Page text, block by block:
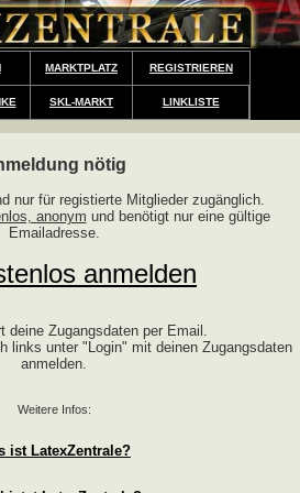
MARKTPLATZ REGISTRIEREN
SKL-MARKT LINKLISTE
nötig
nur für registierte Mitglieder zugänglich.
anonym und benötigt nur eine gültige
Emailadresse.
anmelden
deine Zugangsdaten per Email.
links unter "Login" mit deinen Zugangsdaten
anmelden.
Weitere Infos:
ist LatexZentrale?